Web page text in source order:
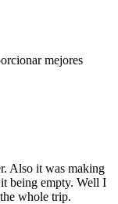
mejores
Also it was making
being empty. Well I
whole trip.